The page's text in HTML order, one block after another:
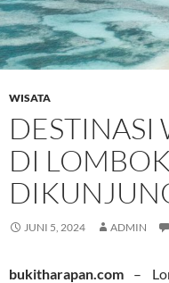
WISATA
DESTINASI
DI
JUNI 5, 2024 ADMIN
bukitharapan.com –